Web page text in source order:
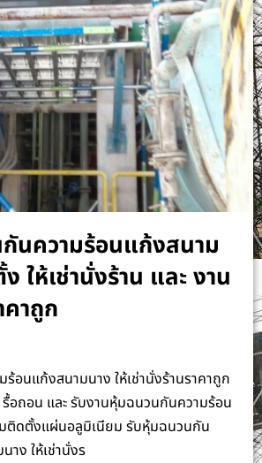
นความร้อนแก้งสนาม
ให้เช่านั่งร้าน และ งาน
าถูก
อนแก้งสนามนาง ให้เช่านั่งร้านราคาถูก
อถอน และ รับงานหุ้มฉนวนกันความร้อน
ติดตั้งแผ่นอลูมิเนียม รับหุ้มฉนวนกัน
าง ให้เช่านั่งร